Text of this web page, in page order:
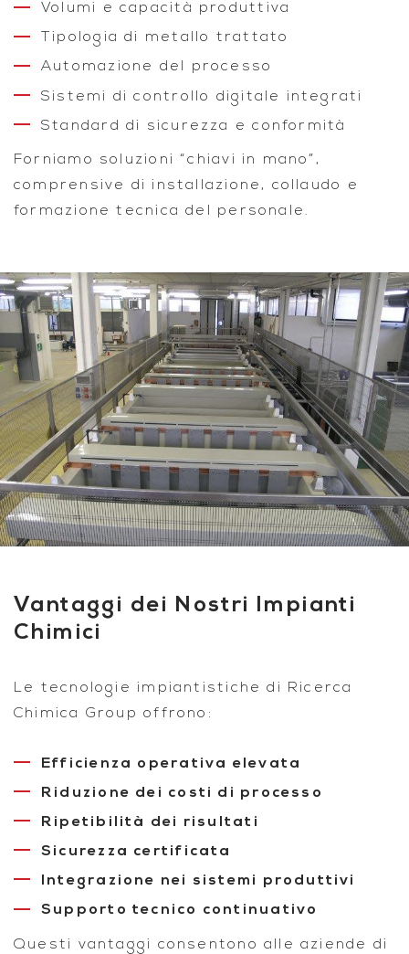
Volumi e capacità produttiva
Tipologia di metallo trattato
Automazione del processo
Sistemi di controllo digitale integrati
Standard di sicurezza e conformità
Forniamo soluzioni “chiavi in mano”,
comprensive di installazione, collaudo e
formazione tecnica del personale.
Vantaggi dei Nostri Impianti
Chimici
Le tecnologie impiantistiche di Ricerca
Chimica Group offrono:
Efficienza operativa elevata
Riduzione dei costi di processo
Ripetibilità dei risultati
Sicurezza certificata
Integrazione nei sistemi produttivi
Supporto tecnico continuativo
Questi vantaggi consentono alle aziende di